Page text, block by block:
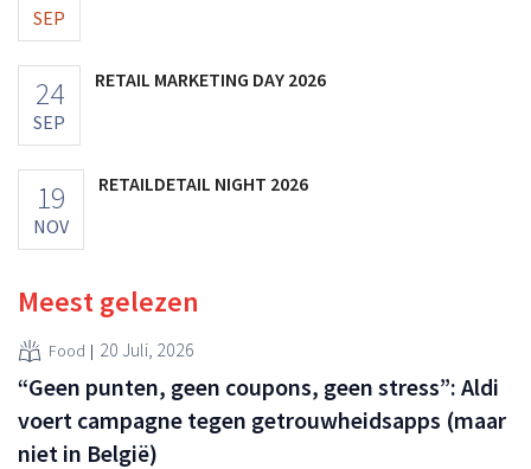
SEP
24
SEP
RETAIL MARKETING DAY 2026
19
NOV
RETAILDETAIL NIGHT 2026
Meest gelezen
Food 20 Juli, 2026
“Geen punten, geen coupons, geen stress”: Aldi
voert campagne tegen getrouwheidsapps (maar
niet in België)